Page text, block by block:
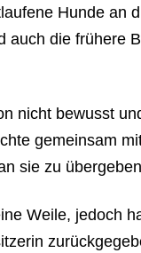
Hunde an
auch die frühere
nicht bewusst
gemeinsam
sie zu
Weile, jedoch